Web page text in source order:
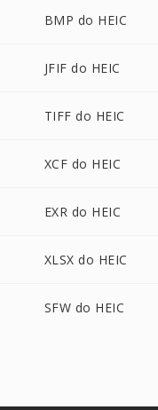
BMP do HEIC
JFIF do HEIC
TIFF do HEIC
XCF do HEIC
EXR do HEIC
XLSX do HEIC
SFW do HEIC